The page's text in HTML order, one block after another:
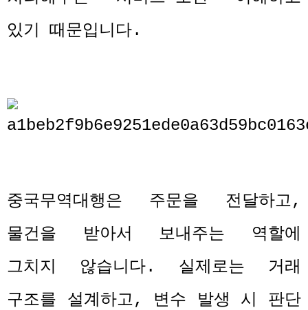
있기 때문입니다.
중국무역대행은 주문을 전달하고,
물건을 받아서 보내주는 역할에
그치지 않습니다. 실제로는 거래
구조를 설계하고, 변수 발생 시 판단